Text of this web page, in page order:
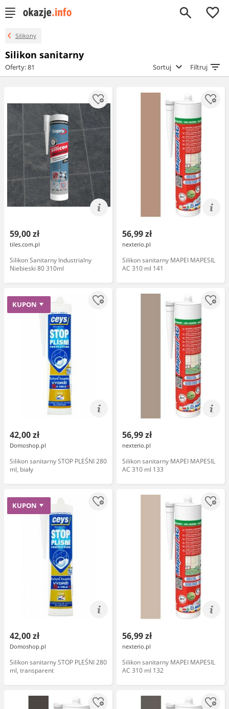
0
Silikony
Silikon sanitarny
Oferty: 81 Sortuj Filtruj
59,00 zł
tiles.com.pl
Silikon Sanitarny Industrialny
Niebieski 80 310ml
56,99 zł
nexterio.pl
Silikon sanitarny MAPEI MAPESIL
AC 310 ml 141
KUPON
42,00 zł
Domoshop.pl
Silikon sanitarny STOP PLEŚNI 280
ml, biały
56,99 zł
nexterio.pl
Silikon sanitarny MAPEI MAPESIL
AC 310 ml 133
KUPON
42,00 zł
Domoshop.pl
Silikon sanitarny STOP PLEŚNI 280
ml, transparent
56,99 zł
nexterio.pl
Silikon sanitarny MAPEI MAPESIL
AC 310 ml 132